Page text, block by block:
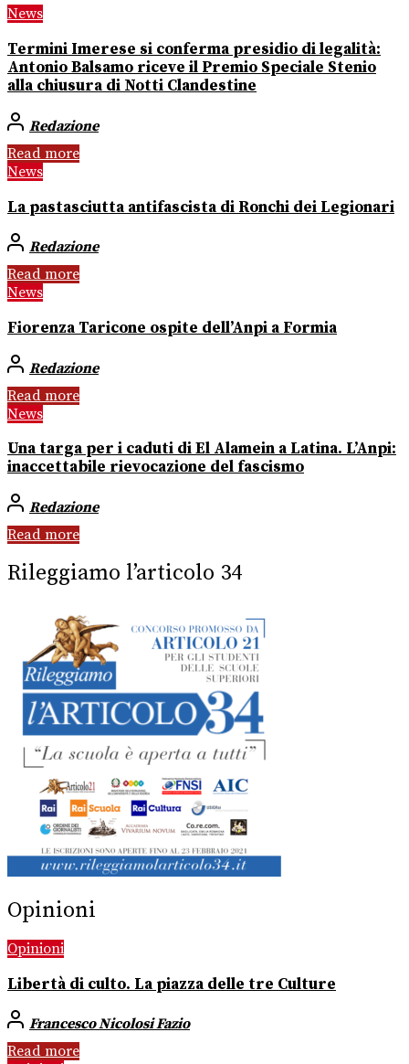
News
Termini Imerese si conferma presidio di legalità:
Antonio Balsamo riceve il Premio Speciale Stenio
alla chiusura di Notti Clandestine
Redazione
Read more
News
La pastasciutta antifascista di Ronchi dei Legionari
Redazione
Read more
News
Fiorenza Taricone ospite dell’Anpi a Formia
Redazione
Read more
News
Una targa per i caduti di El Alamein a Latina. L’Anpi:
inaccettabile rievocazione del fascismo
Redazione
Read more
Rileggiamo l’articolo 34
Opinioni
Opinioni
Libertà di culto. La piazza delle tre Culture
Francesco Nicolosi Fazio
Read more